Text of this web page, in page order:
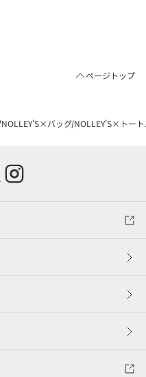
ページトップ
NOLLEY'S×バッグ NOLLEY'S×トー